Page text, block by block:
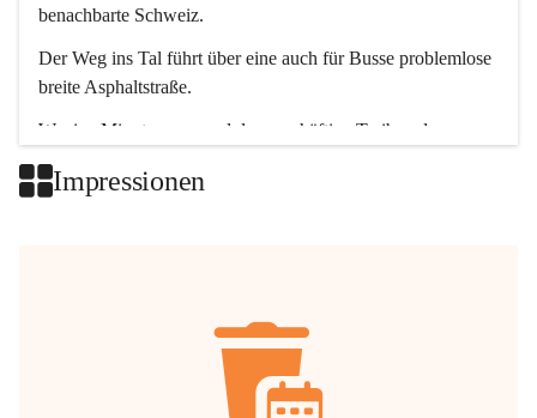
benachbarte Schweiz.
Der Weg ins Tal führt über eine auch für Busse problemlose
breite Asphaltstraße.
Wenige Minuten nur, und das geschäftige Treiben der
Impressionen